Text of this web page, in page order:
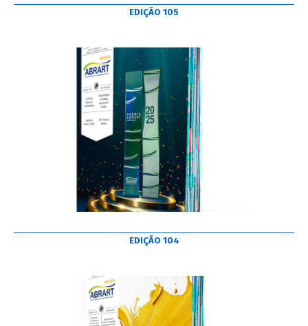
EDIÇÃO 105
EDIÇÃO 104